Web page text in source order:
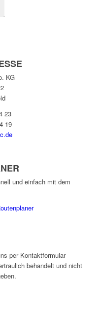
KG
23
19
und einfach mit dem
per Kontaktformular
behandelt und nicht